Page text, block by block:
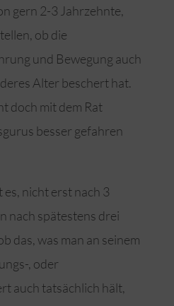
gern 2-3 Jahrzehnte,
ob die
und Bewegung auch
Alter beschert hat.
doch mit dem Rat
besser gefahren
nicht erst nach 3
nach spätestens drei
das, was man an seinem
, oder
auch tatsächlich hält,